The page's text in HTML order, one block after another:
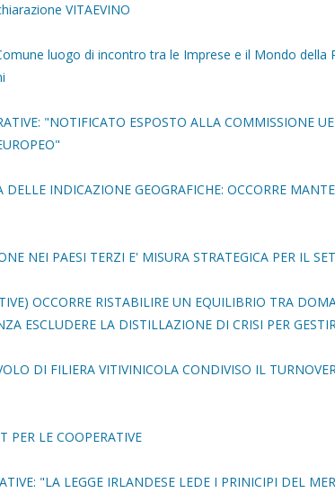
VITAEVINO
luogo di incontro tra le Imprese e il Mondo della
"NOTIFICATO ESPOSTO ALLA COMMISSIONE
INDICAZIONE GEOGRAFICHE: OCCORRE
NEI PAESI TERZI E' MISURA STRATEGICA PER IL
OCCORRE RISTABILIRE UN EQUILIBRIO TRA
ESCLUDERE LA DISTILLAZIONE DI CRISI PER
DI FILIERA VITIVINICOLA CONDIVISO IL
PER LE COOPERATIVE
"LA LEGGE IRLANDESE LEDE I PRINICIPI DEL